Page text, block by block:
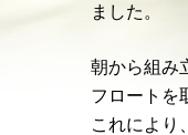
ました。
朝から組み
フロートを
これにより